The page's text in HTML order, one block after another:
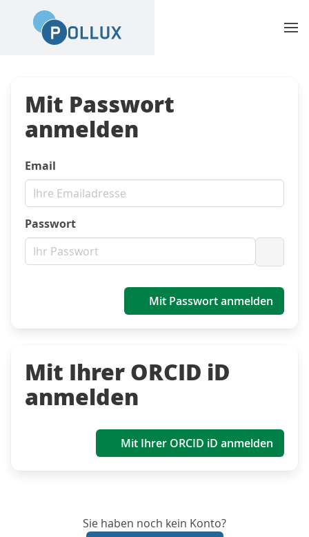
Mit Passwort
anmelden
Email
Passwort
Mit Passwort anmelden
Mit Ihrer ORCID iD
anmelden
Mit Ihrer ORCID iD anmelden
Sie haben noch kein Konto?